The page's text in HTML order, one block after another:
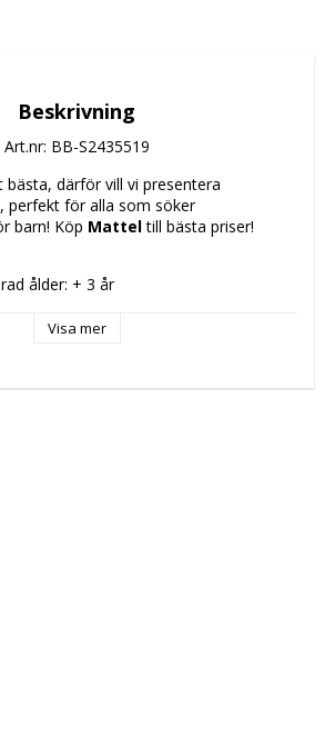
Beskrivning
Art.nr: BB-S2435519
, perfekt för alla som söker
barn! Köp Mattel till bästa priser!
ålder: + 3 år
Visa mer